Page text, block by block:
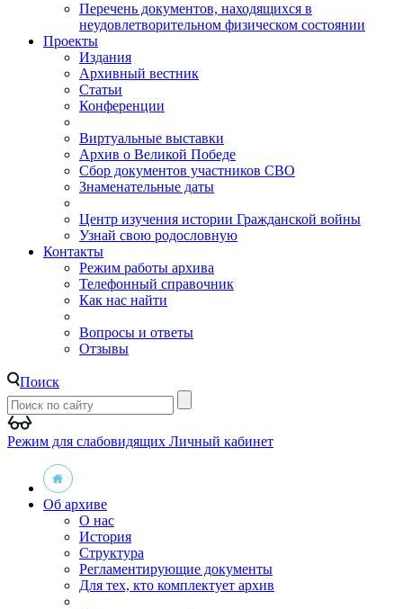
Перечень документов, находящихся в
неудовлетворительном физическом состоянии
Проекты
Издания
Архивный вестник
Статьи
Конференции
Виртуальные выставки
Архив о Великой Победе
Сбор документов участников СВО
Знаменательные даты
Центр изучения истории Гражданской войны
Узнай свою родословную
Контакты
Режим работы архива
Телефонный справочник
Как нас найти
Вопросы и ответы
Отзывы
Поиск
Режим для слабовидящих Личный кабинет
Об архиве
О нас
История
Структура
Регламентирующие документы
Для тех, кто комплектует архив